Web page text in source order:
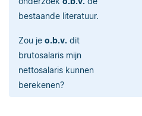
bestaande literatuur.
Zou je o.b.v. dit
brutosalaris mijn
nettosalaris kunnen
berekenen?